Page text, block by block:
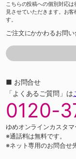
こちらの投稿への個別対応
見させていただきます。お
す。
ご注文にかかわるお問
■ お問合せ
「よくあるご質問」は
0120-
ゆめオンラインカスタ
※通話料は無料です。
※ネット専用のお問合せ